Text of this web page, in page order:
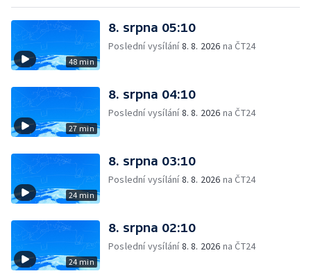
48 min
8. srpna 05:10
Poslední vysílání8. 8. 2026 na ČT24
27 min
8. srpna 04:10
Poslední vysílání8. 8. 2026 na ČT24
24 min
8. srpna 03:10
Poslední vysílání8. 8. 2026 na ČT24
24 min
8. srpna 02:10
Poslední vysílání8. 8. 2026 na ČT24